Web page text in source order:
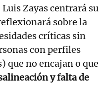
Zayas centrará su
sobre la
críticas sin
con perfiles
que no encajan o que
y falta de